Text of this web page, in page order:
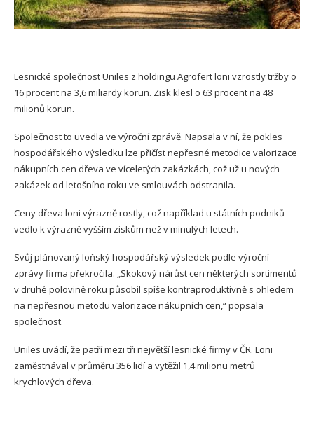
Lesnické společnost Uniles z holdingu Agrofert loni vzrostly tržby o
16 procent na 3,6 miliardy korun. Zisk klesl o 63 procent na 48
milionů korun.
Společnost to uvedla ve výroční zprávě. Napsala v ní, že pokles
hospodářského výsledku lze přičíst nepřesné metodice valorizace
nákupních cen dřeva ve víceletých zakázkách, což už u nových
zakázek od letošního roku ve smlouvách odstranila.
Ceny dřeva loni výrazně rostly, což například u státních podniků
vedlo k výrazně vyšším ziskům než v minulých letech.
Svůj plánovaný loňský hospodářský výsledek podle výroční
zprávy firma překročila. „Skokový nárůst cen některých sortimentů
v druhé polovině roku působil spíše kontraproduktivně s ohledem
na nepřesnou metodu valorizace nákupních cen,“ popsala
společnost.
Uniles uvádí, že patří mezi tři největší lesnické firmy v ČR. Loni
zaměstnával v průměru 356 lidí a vytěžil 1,4 milionu metrů
krychlových dřeva.